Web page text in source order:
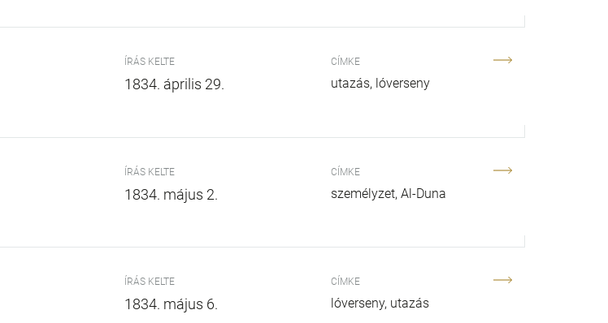
ÍRÁS KELTE
1834. április 29.
CÍMKE
utazás lóverseny
ÍRÁS KELTE
1834. május 2.
CÍMKE
személyzet Al-Duna
ÍRÁS KELTE
1834. május 6.
CÍMKE
lóverseny utazás